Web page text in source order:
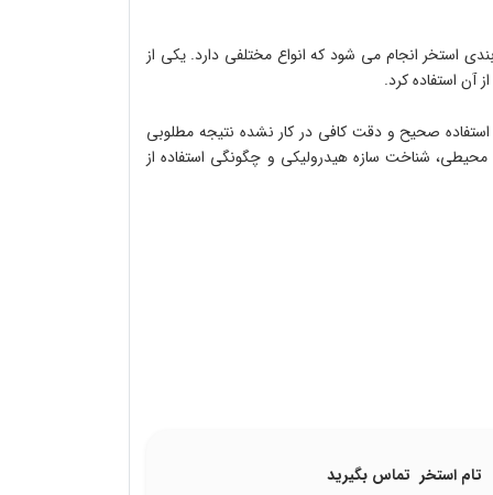
استخر انجام می شود که انواع مختلفی دارد. یکی از
آن استفاده کرد.
استفاده صحیح و دقت کافی در کار نشده نتیجه مطلوبی
محیطی، شناخت سازه هیدرولیکی و چگونگی استفاده از
تام استخر تماس بگیرید